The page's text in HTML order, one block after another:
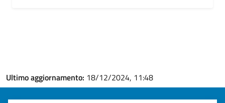
Ultimo aggiornamento: 18/12/2024, 11:48